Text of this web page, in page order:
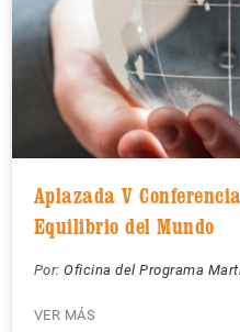
Aplazada V
Equilibrio del Mundo
Por: Oficina del Programa
VER MÁS